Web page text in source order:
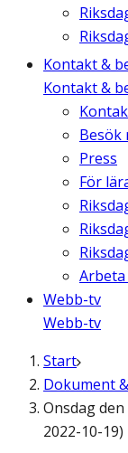
Kontakt &
Kontakt &
Besök
Press
För
Webb-tv
Webb-tv
Start
Dokument
Onsdag
2022-10-19)